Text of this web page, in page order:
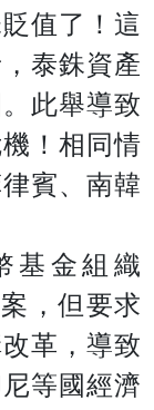
值了！這
泰銖資產
此舉導致
！相同情
賓、南韓
基金組織
，但要求
革，導致
等國經濟